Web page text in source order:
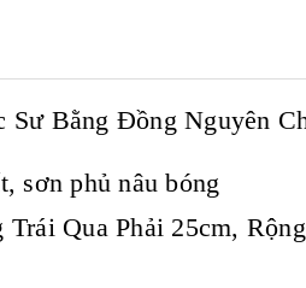
Sư Bằng Đồng Nguyên
sơn phủ nâu bóng
Qua Phải 25cm,